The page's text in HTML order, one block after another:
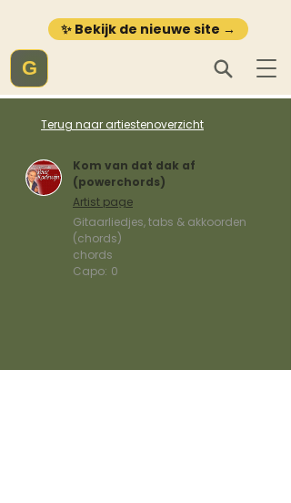
✨ Bekijk de nieuwe site →
G
Terug naar artiestenoverzicht
Kom van dat dak af
(powerchords)
Artist page
Gitaarliedjes, tabs & akkoorden
(chords)
chords
Capo: 0